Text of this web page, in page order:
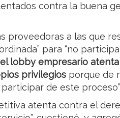
contra la buena
proveedoras a las que
para “no
el lobby empresario
privilegios porque de
de este proceso”.
atenta contra el